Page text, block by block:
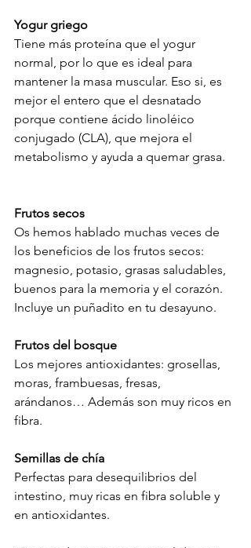
Yogur griego
Tiene más proteína que el yogur
normal, por lo que es ideal para
mantener la masa muscular. Eso si, es
mejor el entero que el desnatado
porque contiene ácido linoléico
conjugado (CLA), que mejora el
metabolismo y ayuda a quemar grasa.
Frutos secos
Os hemos hablado muchas veces de
los beneficios de los frutos secos:
magnesio, potasio, grasas saludables,
buenos para la memoria y el corazón.
Incluye un puñadito en tu desayuno.
Frutos del bosque
Los mejores antioxidantes: grosellas,
moras, frambuesas, fresas,
arándanos… Además son muy ricos en
fibra.
Semillas de chía
Perfectas para desequilibrios del
intestino, muy ricas en fibra soluble y
en antioxidantes.